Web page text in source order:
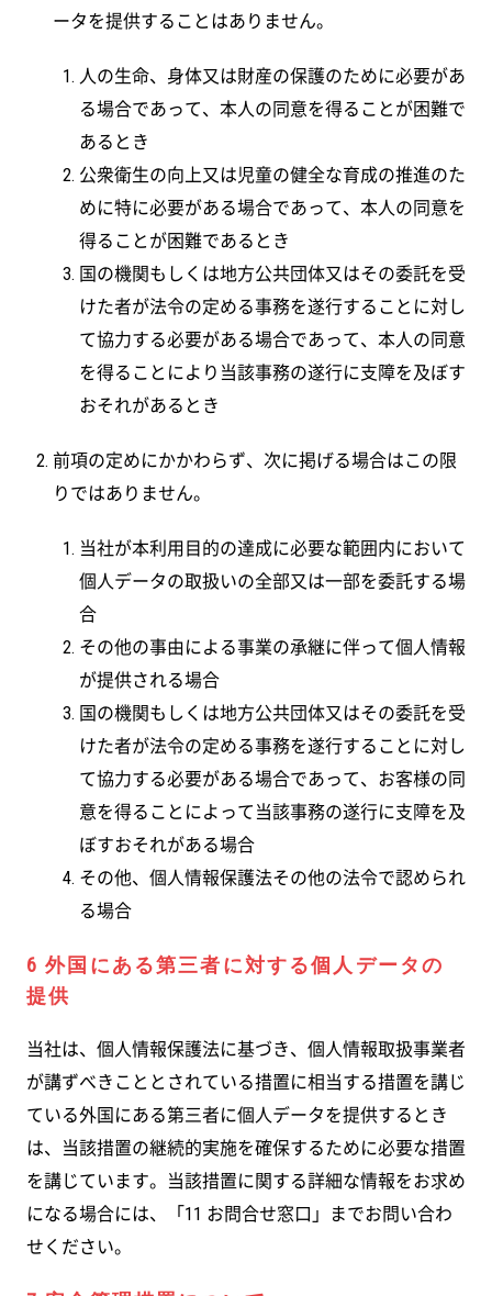
ータを提供することはありません。
人の生命、身体又は財産の保護のために必要があ
る場合であって、本人の同意を得ることが困難で
あるとき
公衆衛生の向上又は児童の健全な育成の推進のた
めに特に必要がある場合であって、本人の同意を
得ることが困難であるとき
国の機関もしくは地方公共団体又はその委託を受
けた者が法令の定める事務を遂行することに対し
て協力する必要がある場合であって、本人の同意
を得ることにより当該事務の遂行に支障を及ぼす
おそれがあるとき
前項の定めにかかわらず、次に掲げる場合はこの限
りではありません。
当社が本利用目的の達成に必要な範囲内において
個人データの取扱いの全部又は一部を委託する場
合
その他の事由による事業の承継に伴って個人情報
が提供される場合
国の機関もしくは地方公共団体又はその委託を受
けた者が法令の定める事務を遂行することに対し
て協力する必要がある場合であって、お客様の同
意を得ることによって当該事務の遂行に支障を及
ぼすおそれがある場合
その他、個人情報保護法その他の法令で認められ
る場合
6 外国にある第三者に対する個人データの
提供
当社は、個人情報保護法に基づき、個人情報取扱事業者
が講ずべきこととされている措置に相当する措置を講じ
ている外国にある第三者に個人データを提供するとき
は、当該措置の継続的実施を確保するために必要な措置
を講じています。当該措置に関する詳細な情報をお求め
になる場合には、「11 お問合せ窓口」までお問い合わ
せください。